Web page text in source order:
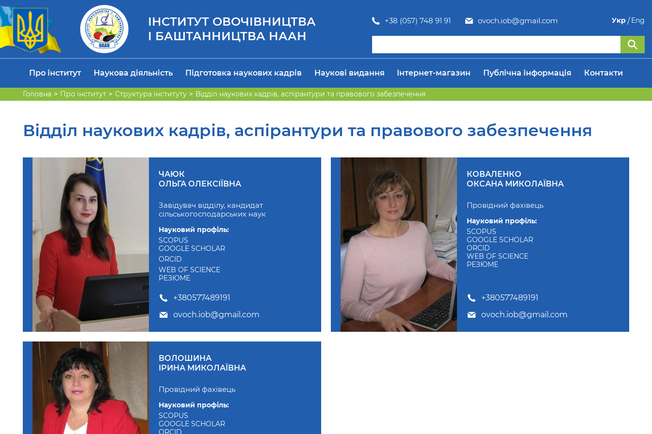
ІНСТИТУТ ОВОЧІВНИЦТВА
І БАШТАННИЦТВА НААН
+38 (057) 748 91 91 ovoch.iob@gmail.com Укр Eng
Про інститут Наукова діяльність Підготовка наукових кадрів Наукові видання Інтернет-магазин Публічна інформація Контакти
Головна Про інститут Структура інституту Відділ наукових кадрів, аспірантури та правового забезпечення
Відділ наукових кадрів, аспірантури та правового забезпечення
ЧАЮК
ОЛЬГА ОЛЕКСІЇВНА
Завідувач відділу, кандидат
сільськогосподарських наук
Науковий профіль:
SCOPUS
GOOGLE SCHOLAR
ORCID
WEB OF SCIENCE
РЕЗЮМЕ
+380577489191
ovoch.iob@gmail.com
КОВАЛЕНКО
ОКСАНА МИКОЛАЇВНА
Провідний фахівець
Науковий профіль:
SCOPUS
GOOGLE SCHOLAR
ORCID
WEB OF SCIENCE
РЕЗЮМЕ
+380577489191
ovoch.iob@gmail.com
ВОЛОШИНА
ІРИНА МИКОЛАЇВНА
Провідний фахівець
Науковий профіль:
SCOPUS
GOOGLE SCHOLAR
ORCID